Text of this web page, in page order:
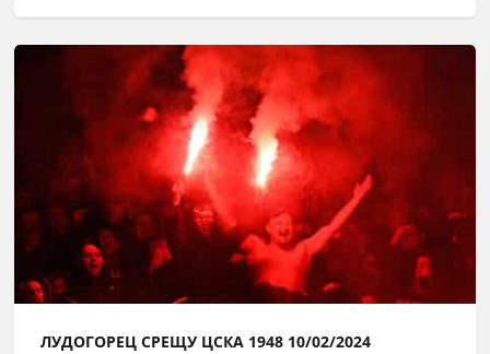
ЛУДОГОРЕЦ СРЕЩУ ЦСКА 1948 10/02/2024